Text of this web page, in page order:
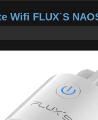
Wifi FLUX´S